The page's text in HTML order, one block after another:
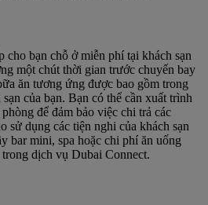
cho bạn chỗ ở miễn phí tại khách sạn
một chút thời gian trước chuyến bay
ăn tương ứng được bao gồm trong
của bạn. Bạn có thể cần xuất trình
để đảm bảo việc chi trả các
sử dụng các tiện nghi của khách sạn
bar mini, spa hoặc chi phí ăn uống
dịch vụ Dubai Connect.